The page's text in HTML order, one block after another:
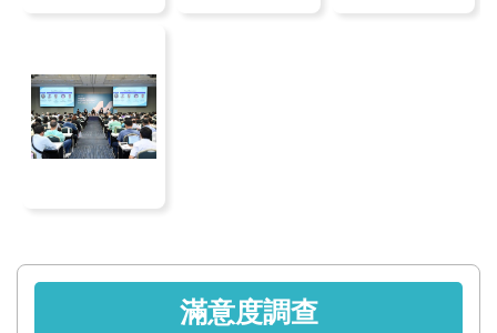
交
流
站
滿意度調查